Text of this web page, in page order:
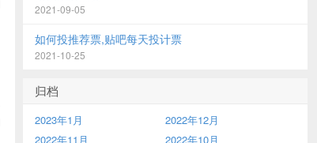
2021-09-05
如何投推荐票,贴吧每天投计票
2021-10-25
归档
2023年1月
2022年12月
2022年11月
2022年10月